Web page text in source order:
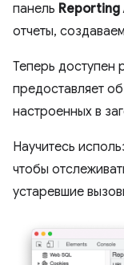
панель Reporting
отчеты,
Теперь доступен
предоставляет
настроенных в
Научитесь
чтобы
устаревшие